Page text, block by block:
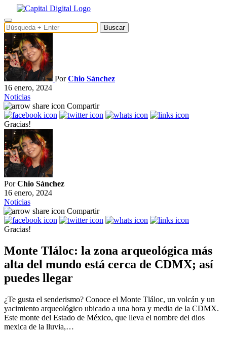
Buscar
PorChio Sánchez
16 enero, 2024
Noticias
Compartir
Gracias!
PorChio Sánchez
16 enero, 2024
Noticias
Compartir
Gracias!
Monte Tláloc: la zona arqueológica más
alta del mundo está cerca de CDMX; así
puedes llegar
¿Te gusta el senderismo? Conoce el Monte Tláloc, un volcán y un
yacimiento arqueológico ubicado a una hora y media de la CDMX.
Este monte del Estado de México, que lleva el nombre del dios
mexica de la lluvia,…